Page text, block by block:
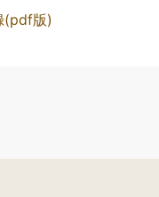
(pdf版)